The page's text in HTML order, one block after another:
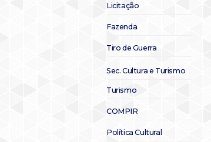
Licitação
Fazenda
Tiro de Guerra
Sec. Cultura e Turismo
Turismo
COMPIR
Política Cultural